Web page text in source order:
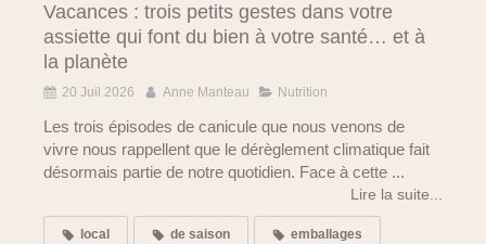
Vacances : trois petits gestes dans votre
assiette qui font du bien à votre santé… et à
la planète
20 Juil 2026 Anne Manteau Nutrition
Les trois épisodes de canicule que nous venons de
vivre nous rappellent que le dérèglement climatique fait
désormais partie de notre quotidien. Face à cette ...
Lire la suite...
local de saison emballages